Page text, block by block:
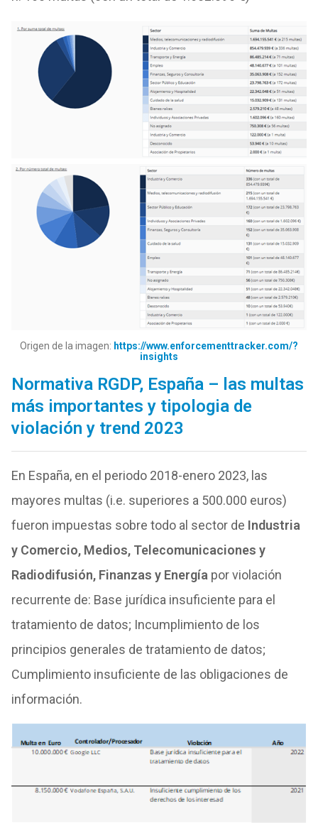
Origen de la imagen: https://www.enforcementtracker.com/?
insights
Normativa RGDP, España – las multas
más importantes y tipologia de
violación y trend 2023
En España, en el periodo 2018-enero 2023, las
mayores multas (i.e. superiores a 500.000 euros)
fueron impuestas sobre todo al sector de Industria
y Comercio, Medios, Telecomunicaciones y
Radiodifusión, Finanzas y Energía por violación
recurrente de: Base jurídica insuficiente para el
tratamiento de datos; Incumplimiento de los
principios generales de tratamiento de datos;
Cumplimiento insuficiente de las obligaciones de
información.